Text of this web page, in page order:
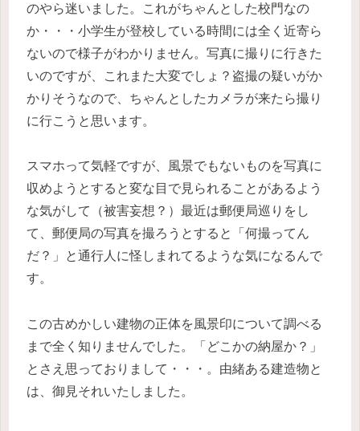
のやら迷いました。これがちゃんとした校門なの
か・・・小学生が登校している時間には全く近寄ら
ないので様子がわかりません。写真に撮りに行きた
いのですが、これまた大変でしょ？盗撮の疑いがか
かりそうなので、ちゃんとしたカメラが来たら撮り
に行こうと思います。
スマホって気軽ですが、風景でもないものを写真に
収めようとすると変な目で見られることがあるよう
な気がして（被害妄想？）最近は郵便局巡りをし
て、郵便局の写真を撮ろうとすると「何撮ってん
だ？」と通行人に怪しまれてるような気になるんで
す。
この古めかしい建物の正体を風景印について調べる
まで全く知りませんでした。「どこかの納屋か？」
とさえ思っておりまして・・・。由緒ある建造物と
は、御見それいたしました。